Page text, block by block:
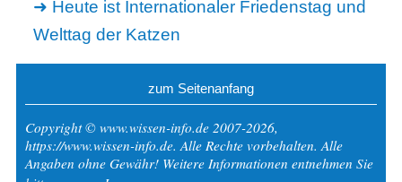
Heute ist Internationaler Friedenstag und
Welttag der Katzen
zum Seitenanfang
Copyright © www.wissen-info.de 2007-2026,
https://www.wissen-info.de. Alle Rechte vorbehalten. Alle
Angaben ohne Gewähr! Weitere Informationen entnehmen Sie